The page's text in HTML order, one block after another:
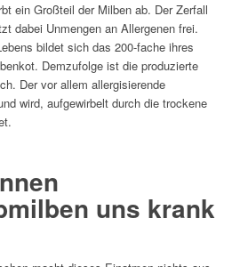
ein Großteil der Milben ab. Der Zerfall
dabei Unmengen an Allergenen frei.
bildet sich das 200-fache ihres
Demzufolge ist die produzierte
Der vor allem allergisierende
wird, aufgewirbelt durch die trockene
uns krank